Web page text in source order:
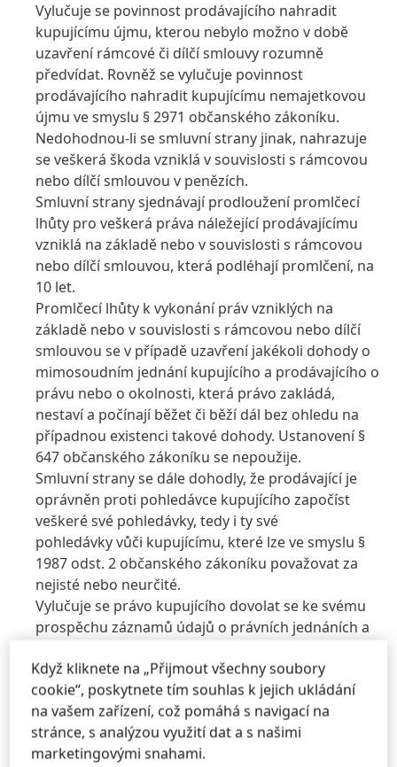
Vylučuje se povinnost prodávajícího nahradit
kupujícímu újmu, kterou nebylo možno v době
uzavření rámcové či dílčí smlouvy rozumně
předvídat. Rovněž se vylučuje povinnost
prodávajícího nahradit kupujícímu nemajetkovou
újmu ve smyslu § 2971 občanského zákoníku.
Nedohodnou-li se smluvní strany jinak, nahrazuje
se veškerá škoda vzniklá v souvislosti s rámcovou
nebo dílčí smlouvou v penězích.
Smluvní strany sjednávají prodloužení promlčecí
lhůty pro veškerá práva náležející prodávajícímu
vzniklá na základě nebo v souvislosti s rámcovou
nebo dílčí smlouvou, která podléhají promlčení, na
10 let.
Promlčecí lhůty k vykonání práv vzniklých na
základě nebo v souvislosti s rámcovou nebo dílčí
smlouvou se v případě uzavření jakékoli dohody o
mimosoudním jednání kupujícího a prodávajícího o
právu nebo o okolnosti, která právo zakládá,
nestaví a počínají běžet či běží dál bez ohledu na
případnou existenci takové dohody. Ustanovení §
647 občanského zákoníku se nepoužije.
Smluvní strany se dále dohodly, že prodávající je
oprávněn proti pohledávce kupujícího započíst
veškeré své pohledávky, tedy i ty své
pohledávky vůči kupujícímu, které lze ve smyslu §
1987 odst. 2 občanského zákoníku považovat za
nejisté nebo neurčité.
Vylučuje se právo kupujícího dovolat se ke svému
prospěchu záznamů údajů o právních jednáních a
prodávajícího podle § 562 odst. 2 občanského
zákoníku. Dále se vylučuje právo kupujícího
dovolat se ke svému prospěchu obsahu a doby
vystavení písemností týkajících se právních
skutečností, k nimž dochází při běžném provozu
Když kliknete na „Přijmout všechny soubory
cookie“, poskytnete tím souhlas k jejich ukládání
na vašem zařízení, což pomáhá s navigací na
stránce, s analýzou využití dat a s našimi
marketingovými snahami.